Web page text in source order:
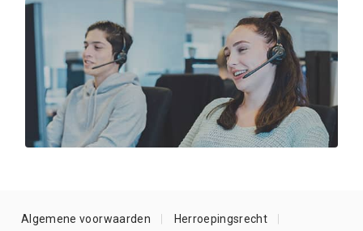
Algemene voorwaarden Herroepingsrecht